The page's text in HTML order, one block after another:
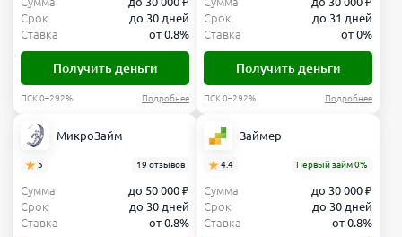
Срок
до 30 дней
Ставка
от 0.8%
Получить деньги
ПСК 0–292% Подробнее
Срок
до 31 дней
Ставка
от 0%
Получить деньги
ПСК 0–292% Подробнее
МикроЗайм
5 19 отзывов
Сумма
до 50 000 ₽
Срок
до 30 дней
Ставка
от 0.8%
Займер
4.4 Первый займ 0%
Сумма
до 30 000 ₽
Срок
до 30 дней
Ставка
от 0.8%